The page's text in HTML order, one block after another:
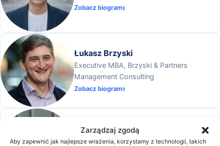
Zarządzaj zgodą
Aby zapewnić jak najlepsze wrażenia, korzystamy z technologii, takich
Zobacz biogram
Łukasz Brzyski
Executive MBA, Brzyski & Partners
Management Consulting
Zobacz biogram
Marcin Makowski
Chief Executive Officer